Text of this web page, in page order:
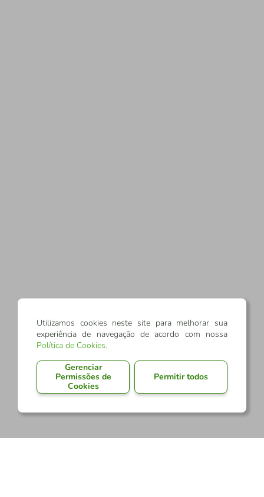
Utilizamos cookies neste site para melhorar sua
experiência de navegação de acordo com nossa
Política de Cookies.
Gerenciar
Permissões de
Cookies
Permitir todos